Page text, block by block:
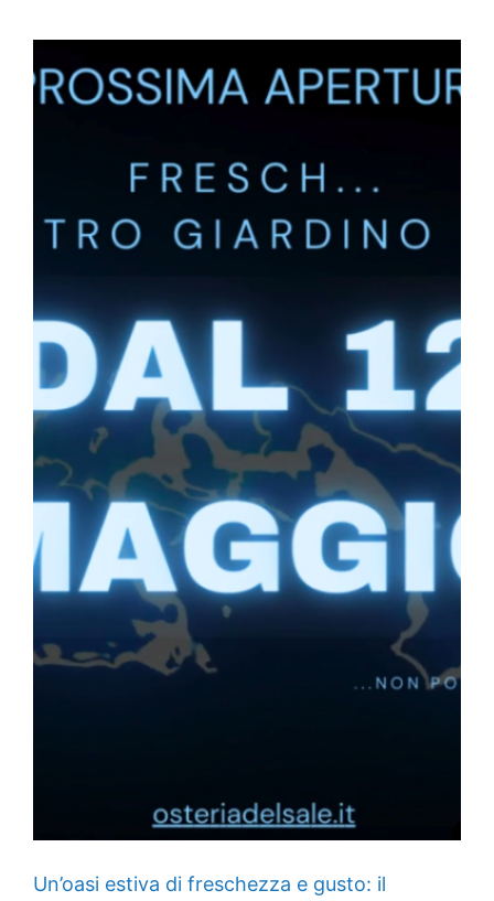
Un’oasi estiva di freschezza e gusto: il